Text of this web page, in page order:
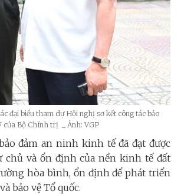
đại biểu tham dự Hội nghị sơ kết công tác bảo
Bộ Chính trị _ Ảnh: VGP
đảm an ninh kinh tế đã đạt được
chủ và ổn định của nền kinh tế đất
hòa bình, ổn định để phát triển
bảo vệ Tổ quốc.